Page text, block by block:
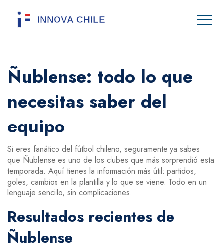
Ñublense: todo lo que
necesitas saber del
equipo
Si eres fanático del fútbol chileno, seguramente ya sabes
que Ñublense es uno de los clubes que más sorprendió esta
temporada. Aquí tienes la información más útil: partidos,
goles, cambios en la plantilla y lo que se viene. Todo en un
lenguaje sencillo, sin complicaciones.
Resultados recientes de
Ñublense